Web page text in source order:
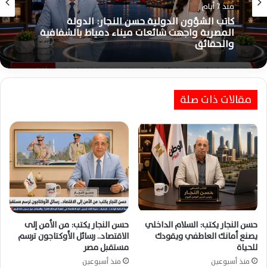
منذ 7 أيام
كاتب الشؤون الدولية حسن النجار: الدولة
المصرية واجهت شائعات ميناء دمياط بالشفافية
والحقائق
منذ 7 أيام
حسن النجار: وعي الدولة والإعلام الوطني أسقطا
رهانات التشكيك واستغلال حادث ميناء دمياط
مقالات ذات صلة
حسن النجار يكتب: السلام الداخلي
يصنع أمانك العاطفي ويقودك
للحياة
منذ أسبوعين
حسن النجار يكتب: من الأمن إلى
الاقتصاد.. رسائل الأوكتاجون ترسم
مستقبل مصر
منذ أسبوعين